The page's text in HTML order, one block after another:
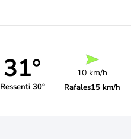
31°
Ressenti 30°
10 km/h
Rafales15 km/h